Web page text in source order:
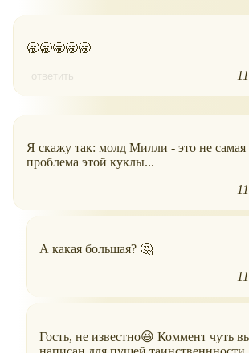
🥱🥱🥱🥱🥱
ответить
Я скажу так: молд Милли - это не самая
проблема этой куклы...
А какая большая? 🤔
Гость, не известно😆 Коммент чуть